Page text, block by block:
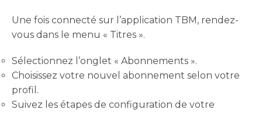
Une fois connecté sur l’application TBM, rendez-
vous dans le menu « Titres ».
Sélectionnez l’onglet « Abonnements ».
Choisissez votre nouvel abonnement selon votre
profil.
Suivez les étapes de configuration de votre